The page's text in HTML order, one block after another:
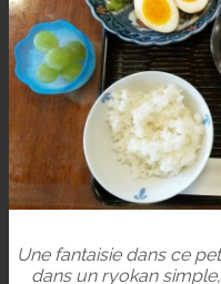
Une fantaisie dans ce
dans un ryokan